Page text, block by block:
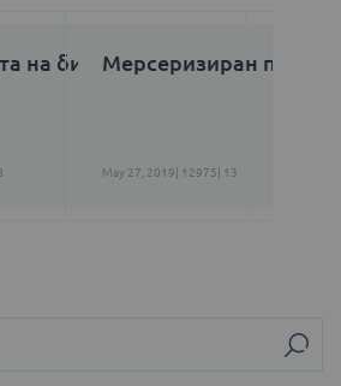
на био памукаМерсеризиран памук
May 27, 2019| 12975| 13